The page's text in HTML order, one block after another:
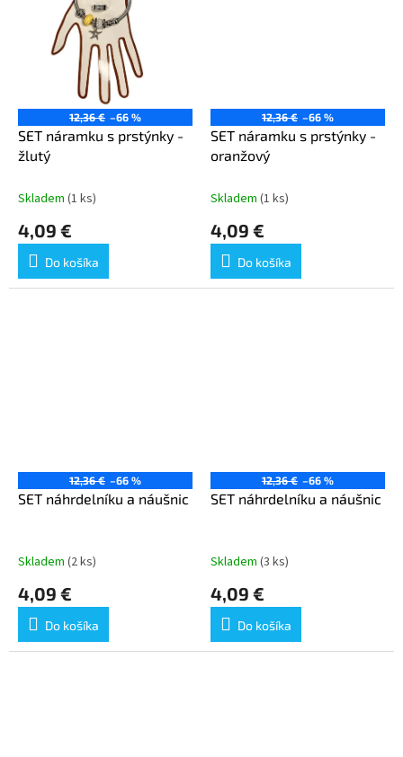
12,36 € –66 %
SET náramku s prstýnky -
žlutý
Skladem (1 ks)
4,09 €
Do košíka
12,36 € –66 %
SET náramku s prstýnky -
oranžový
Skladem (1 ks)
4,09 €
Do košíka
12,36 € –66 %
SET náhrdelníku a náušnic
Skladem (2 ks)
4,09 €
Do košíka
12,36 € –66 %
SET náhrdelníku a náušnic
Skladem (3 ks)
4,09 €
Do košíka